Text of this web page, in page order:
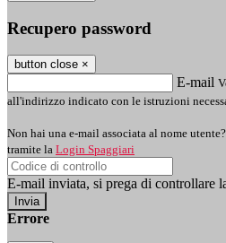
Recupero password
button close ×
E-mail
all'indirizzo indicato con le istruzioni
Non hai una e-mail associata al nome
tramite la Login Spaggiari
E-mail inviata, si prega di controllare
Errore